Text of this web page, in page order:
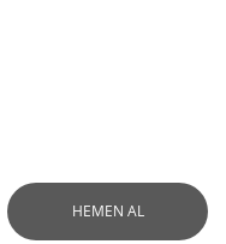
HEMEN AL